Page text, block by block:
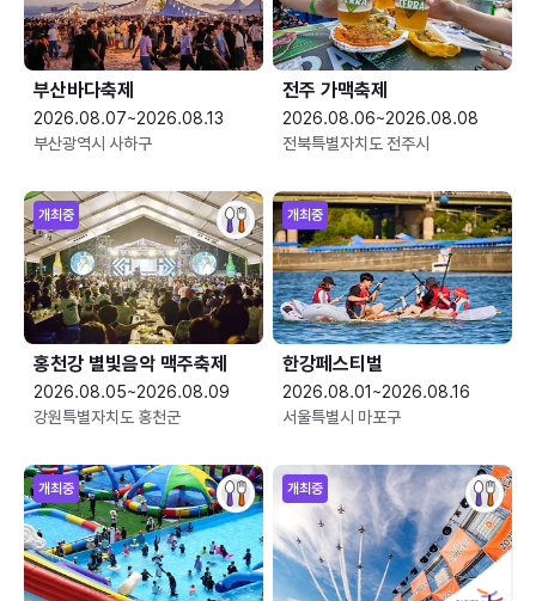
부산바다축제
2026.08.07~2026.08.13
부산광역시 사하구
전주 가맥축제
2026.08.06~2026.08.08
전북특별자치도 전주시
개최중
홍천강 별빛음악 맥주축제
2026.08.05~2026.08.09
강원특별자치도 홍천군
개최중
한강페스티벌
2026.08.01~2026.08.16
서울특별시 마포구
개최중 개최중